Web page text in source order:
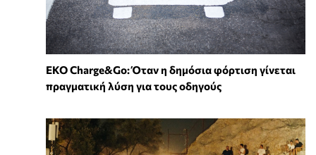
EKO Charge&Go: Όταν η δημόσια φόρτιση γίνεται
πραγματική λύση για τους οδηγούς